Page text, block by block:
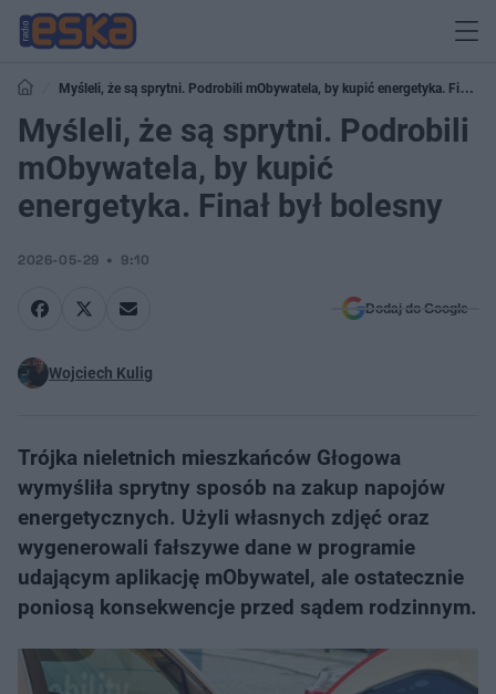
Myśleli, że są sprytni. Podrobili mObywatela, by kupić energetyka. Finał
był bolesny
Myśleli, że są sprytni. Podrobili
mObywatela, by kupić
energetyka. Finał był bolesny
2026-05-29 9:10
Dodaj do Google
Wojciech Kulig
Trójka nieletnich mieszkańców Głogowa
wymyśliła sprytny sposób na zakup napojów
energetycznych. Użyli własnych zdjęć oraz
wygenerowali fałszywe dane w programie
udającym aplikację mObywatel, ale ostatecznie
poniosą konsekwencje przed sądem rodzinnym.